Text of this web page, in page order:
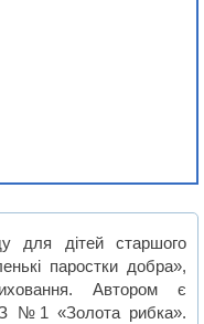
для дітей старшого
паростки добра»,
Автором є
№1 «Золота рибка».